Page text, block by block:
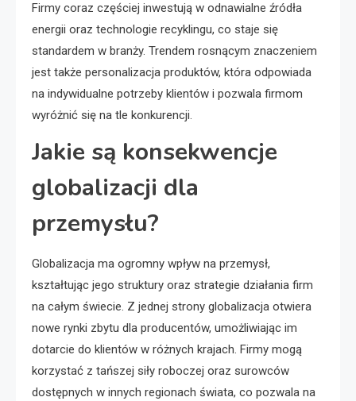
Firmy coraz częściej inwestują w odnawialne źródła
energii oraz technologie recyklingu, co staje się
standardem w branży. Trendem rosnącym znaczeniem
jest także personalizacja produktów, która odpowiada
na indywidualne potrzeby klientów i pozwala firmom
wyróżnić się na tle konkurencji.
Jakie są konsekwencje
globalizacji dla
przemysłu?
Globalizacja ma ogromny wpływ na przemysł,
kształtując jego struktury oraz strategie działania firm
na całym świecie. Z jednej strony globalizacja otwiera
nowe rynki zbytu dla producentów, umożliwiając im
dotarcie do klientów w różnych krajach. Firmy mogą
korzystać z tańszej siły roboczej oraz surowców
dostępnych w innych regionach świata, co pozwala na